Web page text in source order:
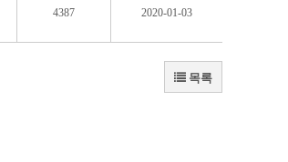
4387 2020-01-03
목록